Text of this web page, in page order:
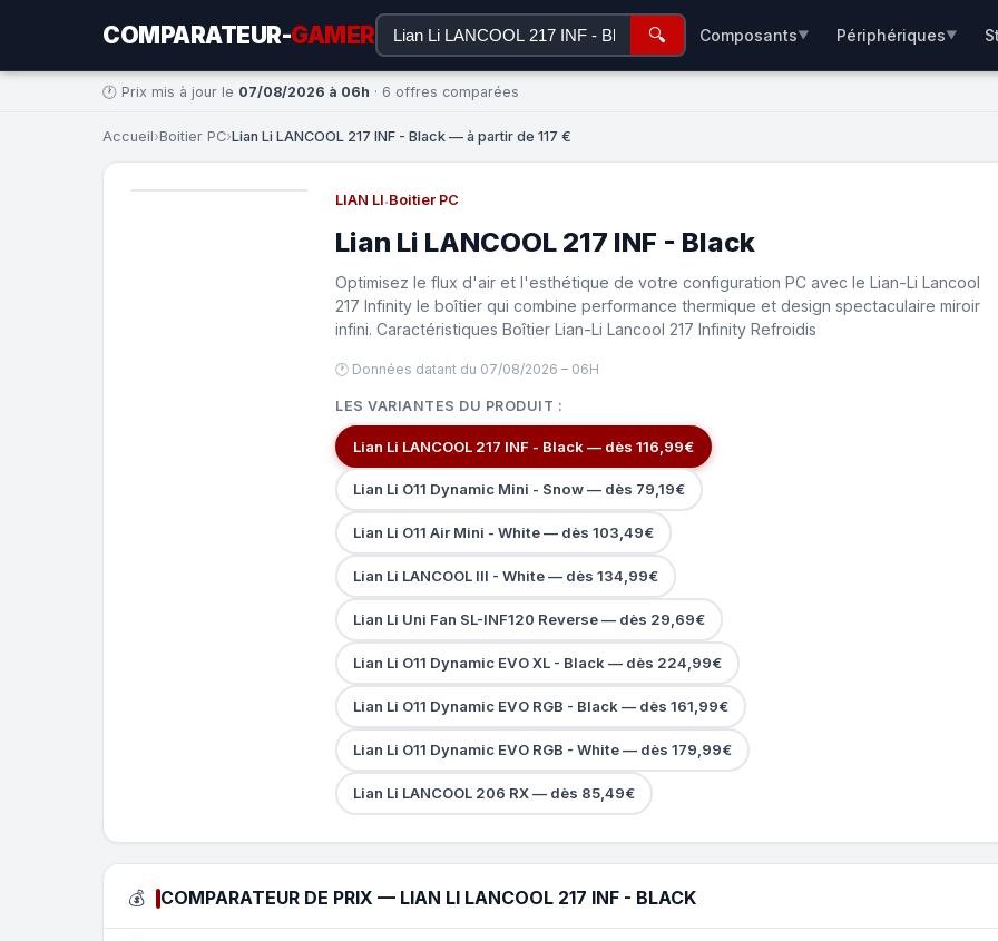
COMPARATEUR-GAMER 🔍 Composants▼ Périphériques▼
🕐 Prix mis à jour le 07/08/2026 à 06h · 6 offres comparées
Accueil›Boitier PC›Lian Li LANCOOL 217 INF - Black — à partir de 117 €
LIAN LI·Boitier PC
Lian Li LANCOOL 217 INF - Black
Optimisez le flux d'air et l'esthétique de votre configuration PC avec le Lian-Li Lancool
217 Infinity le boîtier qui combine performance thermique et design spectaculaire miroir
infini. Caractéristiques Boîtier Lian-Li Lancool 217 Infinity Refroidis
🕐 Données datant du 07/08/2026 – 06H
LES VARIANTES DU PRODUIT :
Lian Li LANCOOL 217 INF - Black — dès 116,99€
Lian Li O11 Dynamic Mini - Snow — dès 79,19€
Lian Li O11 Air Mini - White — dès 103,49€
Lian Li LANCOOL III - White — dès 134,99€
Lian Li Uni Fan SL-INF120 Reverse — dès 29,69€
Lian Li O11 Dynamic EVO XL - Black — dès 224,99€
Lian Li O11 Dynamic EVO RGB - Black — dès 161,99€
Lian Li O11 Dynamic EVO RGB - White — dès 179,99€
Lian Li LANCOOL 206 RX — dès 85,49€
💰 COMPARATEUR DE PRIX — LIAN LI LANCOOL 217 INF - BLACK